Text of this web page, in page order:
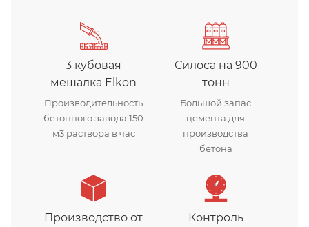
3 кубовая
мешалка Elkon
Производительность
бетонного завода 150
м3 раствора в час
Силоса на 900
тонн
Большой запас
цемента для
производства
бетона
Производство от
Контроль